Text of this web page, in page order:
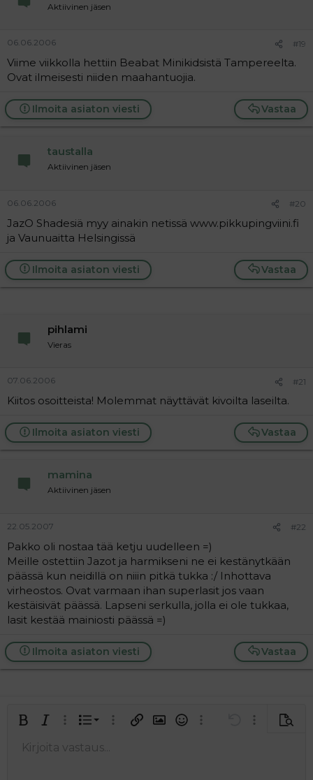
Aktiivinen jäsen
06.06.2006 #19
Viime viikkolla hettiin Beabat Minikidsistä Tampereelta.
Ovat ilmeisesti niiden maahantuojia.
Vastaa
Ilmoita asiaton viesti
taustalla
Aktiivinen jäsen
06.06.2006 #20
JazO Shadesiä myy ainakin netissä www.pikkupingviini.fi
ja Vaunuaitta Helsingissä
Vastaa
Ilmoita asiaton viesti
pihlami
Vieras
07.06.2006 #21
Kiitos osoitteista! Molemmat näyttävät kivoilta laseilta.
Vastaa
Ilmoita asiaton viesti
mamina
Aktiivinen jäsen
22.05.2007 #22
Pakko oli nostaa tää ketju uudelleen =)
Meille ostettiin Jazot ja harmikseni ne ei kestänytkään
päässä kun neidillä on niiin pitkä tukka :/ Inhottava
virheostos. Ovat varmaan ihan superlasit jos vaan
kestäisivät päässä. Lapseni serkulla, jolla ei ole tukkaa,
lasit kestää mainiosti päässä =)
Vastaa
Ilmoita asiaton viesti
LihavoituKursivoitu
Laajennettuun editoriin…
Lista
Järjestetty lista
Laajennettuun editoriin…
Lisää hyperlinkki
Lisää kuva
HymiötLaajennettuun
Kumoa
Fontin koko
9
Tekstiväri
KirjasintyyliArial
Yliviivaa
Tasaus Tasaa vasemmalle
Paragraph format
Normal
LainausLisää video/media
Lisää taulukko
Insert horizontal line
Tee uudelleen
BBCode-näkymä
Poista muotoilu
Luonnokset
Kirjoita vastaus...